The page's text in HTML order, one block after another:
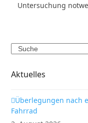
Untersuchung
Search
Aktuelles
Überlegungen nach
Fahrrad